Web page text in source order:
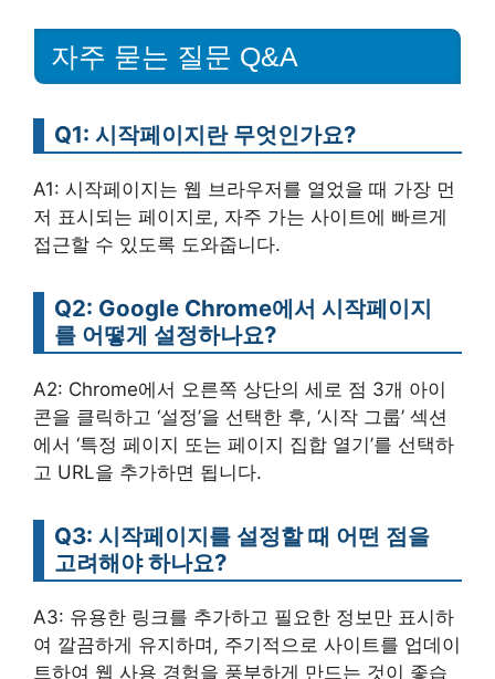
자주 묻는 질문 Q&A
Q1: 시작페이지란 무엇인가요?
A1: 시작페이지는 웹 브라우저를 열었을 때 가장 먼
저 표시되는 페이지로, 자주 가는 사이트에 빠르게
접근할 수 있도록 도와줍니다.
Q2: Google Chrome에서 시작페이지
를 어떻게 설정하나요?
A2: Chrome에서 오른쪽 상단의 세로 점 3개 아이
콘을 클릭하고 ‘설정’을 선택한 후, ‘시작 그룹’ 섹션
에서 ‘특정 페이지 또는 페이지 집합 열기’를 선택하
고 URL을 추가하면 됩니다.
Q3: 시작페이지를 설정할 때 어떤 점을
고려해야 하나요?
A3: 유용한 링크를 추가하고 필요한 정보만 표시하
여 깔끔하게 유지하며, 주기적으로 사이트를 업데이
트하여 웹 사용 경험을 풍부하게 만드는 것이 좋습